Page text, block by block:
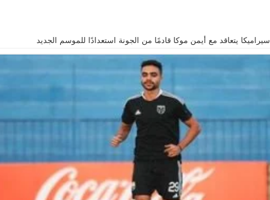
سيراميكا يتعاقد مع أيمن موكا قادمًا من الجونة استعدادًا للموسم الجديد